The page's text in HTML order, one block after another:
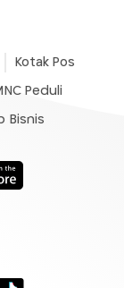
Kotak Pos
Peduli
Bisnis